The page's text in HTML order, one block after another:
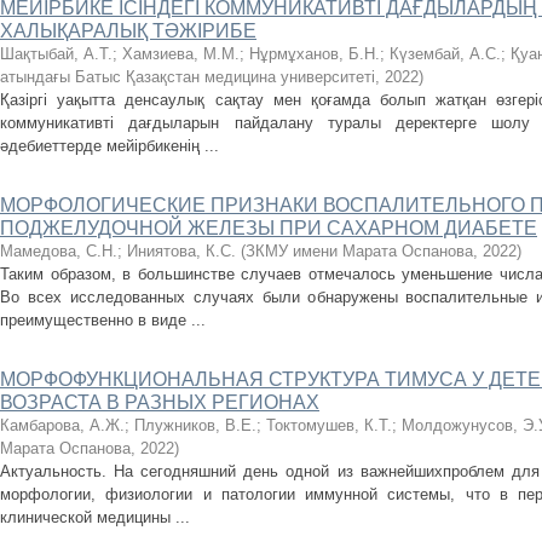
МЕЙІРБИКЕ ІСІНДЕГІ КОММУНИКАТИВТІ
ХАЛЫҚАРАЛЫҚ ТӘЖІРИБЕ
Шақтыбай, А.Т.; Хамзиева, М.М.; Нұрмұханов, Б.Н.; Күзембай, А.С.;
атындағы Батыс Қазақстан медицина университеті, 2022)
Қазіргі уақытта денсаулық сақтау мен қоғамда болып жатқан
коммуникативті дағдыларын пайдалану туралы деректерге шолу
әдебиеттерде мейірбикенің ...
МОРФОЛОГИЧЕСКИЕ ПРИЗНАКИ ВОСПАЛИТЕЛЬНОГО
ПОДЖЕЛУДОЧНОЙ ЖЕЛЕЗЫ ПРИ САХАРНОМ ДИАБЕТЕ
Мамедова, С.Н.; Иниятова, К.С. (ЗКМУ имени Марата Оспанова, 2022)
Таким образом, в большинстве случаев отмечалось уменьшение
Во всех исследованных случаях были обнаружены воспалительные
преимущественно в виде ...
МОРФОФУНКЦИОНАЛЬНАЯ СТРУКТУРА ТИМУСА У
ВОЗРАСТА В РАЗНЫХ РЕГИОНАХ
Камбарова, А.Ж.; Плужников, В.Е.; Токтомушев, К.Т.; Молдожунусов,
Марата Оспанова, 2022)
Актуальность. На сегодняшний день одной из важнейшихпроблем для
морфологии, физиологии и патологии иммунной системы, что в
клинической медицины ...